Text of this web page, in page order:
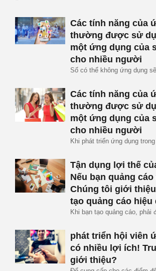
Các tính năng của
thường được sử
một ứng dụng của
cho nhiều người
Số có thể không ứng dụng
Các tính năng của
thường được sử
một ứng dụng của
cho nhiều người
Khi phát triển ứng dụng
Tận dụng lợi thế
Nếu bạn quảng cáo
Chúng tôi giới
tạo quảng cáo hiệu
Khi bạn tạo quảng cáo, phải
phát triển hội viên
có nhiều lợi ích!
giới thiệu?